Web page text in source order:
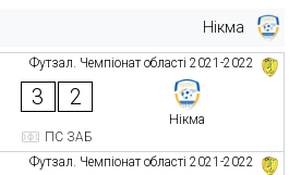
Нікма
Футзал. Чемпіонат області 2021-2022
3 2
Нікма
ПС ЗАБ
Футзал. Чемпіонат області 2021-2022